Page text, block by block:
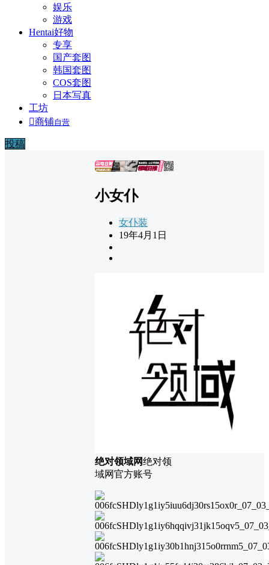
娱乐
游戏
Hentai好物
专享
国产套图
韩国套图
COS套图
日本写真
工坊
商铺自营
投稿
广告
小女仆
女仆装
19年4月1日
绝对领域网绝对领
域网官方账号